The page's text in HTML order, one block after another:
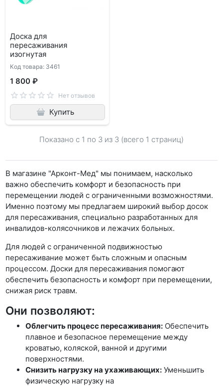
Доска для
пересаживания
изогнутая
Код товара: 3461
1 800 ₽
Нет отзывов
Купить
Показано с 1 по 3 из 3 (всего 1 страниц)
В магазине "Арконт-Мед" мы понимаем, насколько
важно обеспечить комфорт и безопасность при
перемещении людей с ограниченными возможностями.
Именно поэтому мы предлагаем широкий выбор досок
для пересаживания, специально разработанных для
инвалидов-колясочников и лежачих больных.
Для людей с ограниченной подвижностью
пересаживание может быть сложным и опасным
процессом. Доски для пересаживания помогают
обеспечить безопасность и комфорт при перемещении,
снижая риск травм.
Они позволяют:
Облегчить процесс пересаживания: Обеспечить
плавное и безопасное перемещение между
кроватью, коляской, ванной и другими
поверхностями.
Снизить нагрузку на ухаживающих: Уменьшить
физическую нагрузку на